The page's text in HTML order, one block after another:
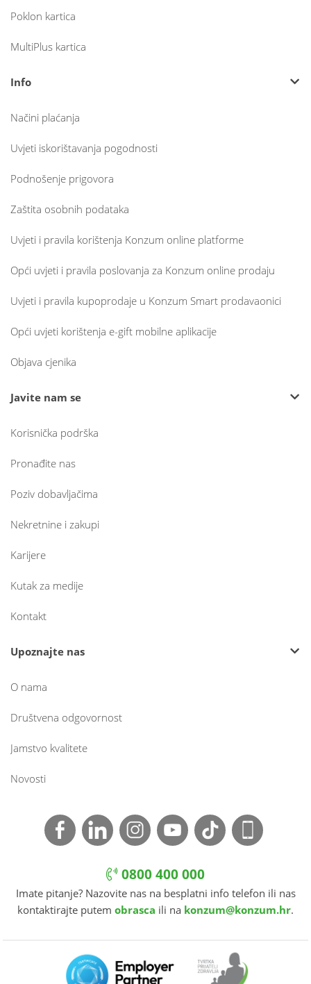
Poklon kartica
MultiPlus kartica
Info
Načini plaćanja
Uvjeti iskorištavanja pogodnosti
Podnošenje prigovora
Zaštita osobnih podataka
Uvjeti i pravila korištenja Konzum online platforme
Opći uvjeti i pravila poslovanja za Konzum online prodaju
Uvjeti i pravila kupoprodaje u Konzum Smart prodavaonici
Opći uvjeti korištenja e-gift mobilne aplikacije
Objava cjenika
Javite nam se
Korisnička podrška
Pronađite nas
Poziv dobavljačima
Nekretnine i zakupi
Karijere
Kutak za medije
Kontakt
Upoznajte nas
O nama
Društvena odgovornost
Jamstvo kvalitete
Novosti
0800 400 000
Imate pitanje? Nazovite nas na besplatni info telefon ili nas
kontaktirajte putem obrasca ili na konzum@konzum.hr.